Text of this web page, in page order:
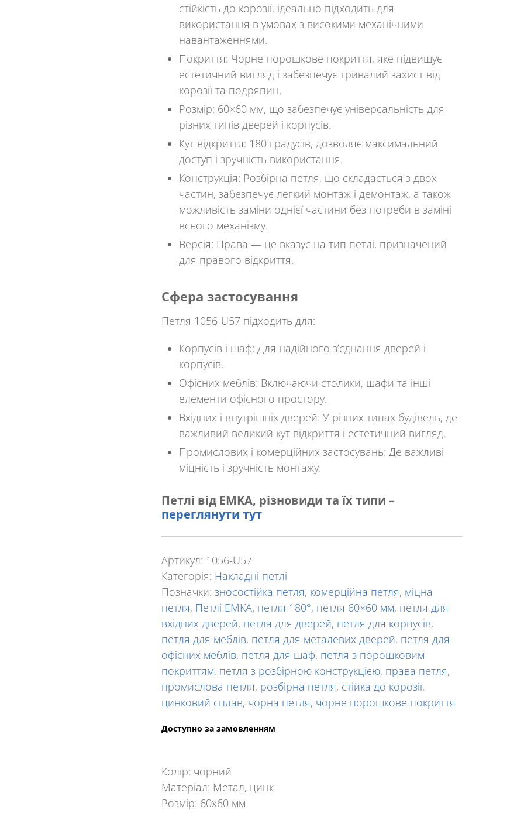
стійкість до корозії, ідеально підходить для
використання в умовах з високими механічними
навантаженнями.
Покриття: Чорне порошкове покриття, яке підвищує
естетичний вигляд і забезпечує тривалий захист від
корозії та подряпин.
Розмір: 60×60 мм, що забезпечує універсальність для
різних типів дверей і корпусів.
Кут відкриття: 180 градусів, дозволяє максимальний
доступ і зручність використання.
Конструкція: Розбірна петля, що складається з двох
частин, забезпечує легкий монтаж і демонтаж, а також
можливість заміни однієї частини без потреби в заміні
всього механізму.
Версія: Права — це вказує на тип петлі, призначений
для правого відкриття.
Сфера застосування
Петля 1056-U57 підходить для:
Корпусів і шаф: Для надійного з’єднання дверей і
корпусів.
Офісних меблів: Включаючи столики, шафи та інші
елементи офісного простору.
Вхідних і внутрішніх дверей: У різних типах будівель, де
важливий великий кут відкриття і естетичний вигляд.
Промислових і комерційних застосувань: Де важливі
міцність і зручність монтажу.
Петлі від EMKA, різновиди та їх типи –
переглянути тут
Артикул: 1056-U57
Категорія: Накладні петлі
Позначки: зносостійка петля, комерційна петля, міцна
петля, Петлі EMKA, петля 180°, петля 60×60 мм, петля для
вхідних дверей, петля для дверей, петля для корпусів,
петля для меблів, петля для металевих дверей, петля для
офісних меблів, петля для шаф, петля з порошковим
покриттям, петля з розбірною конструкцією, права петля,
промислова петля, розбірна петля, стійка до корозії,
цинковий сплав, чорна петля, чорне порошкове покриття
Доступно за замовленням
Колір: чорний
Матеріал: Метал, цинк
Розмір: 60x60 мм